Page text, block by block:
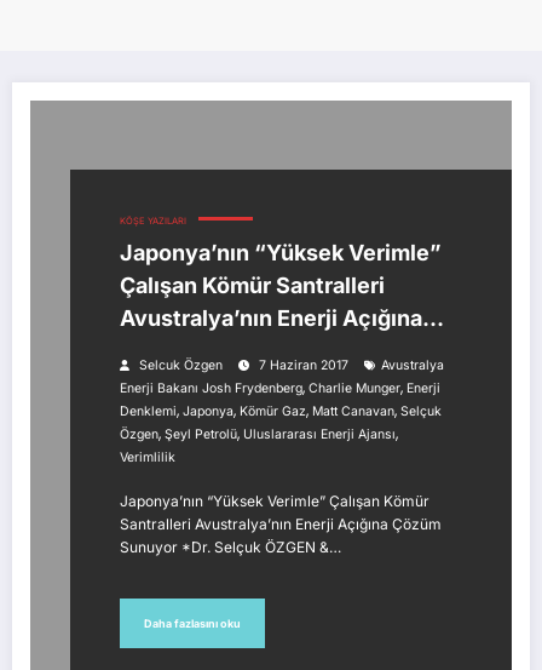
KÖŞE YAZILARI
Japonya’nın “Yüksek Verimle”
Çalışan Kömür Santralleri
Avustralya’nın Enerji Açığına
Selcuk Özgen 7 Haziran 2017
Avustralya
Enerji Bakanı Josh Frydenberg, Charlie Munger, Enerji
Denklemi, Japonya, Kömür Gaz, Matt Canavan, Selçuk
Özgen, Şeyl Petrolü, Uluslararası Enerji Ajansı,
Verimlilik
Japonya’nın “Yüksek Verimle” Çalışan Kömür
Santralleri Avustralya’nın Enerji Açığına Çözüm
Sunuyor *Dr. Selçuk ÖZGEN &…
Daha fazlasını oku